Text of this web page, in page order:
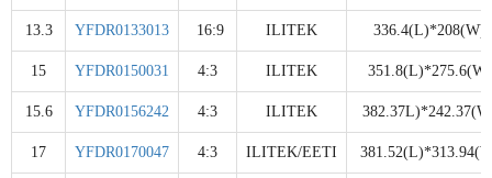
13.3 YFDR0133013 16:9 ILITEK 336.4(L)*208(W)
15 YFDR0150031 4:3 ILITEK 351.8(L)*275.6(W)
15.6 YFDR0156242 4:3 ILITEK
17 YFDR0170047 4:3 ILITEK/EETI